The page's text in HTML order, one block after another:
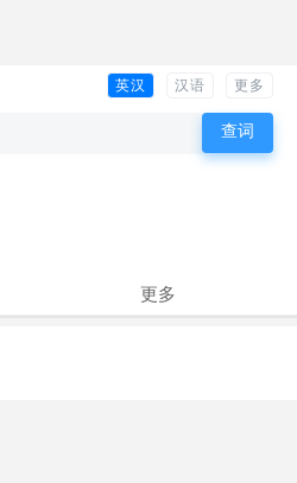
英汉 汉语 更多
更多